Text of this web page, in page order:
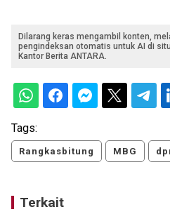
Dilarang keras mengambil konten,
pengindeksan otomatis untuk AI di
Kantor Berita ANTARA.
Tags:
Rangkasbitung MBG
Terkait